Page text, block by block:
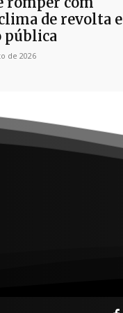
de revolta e
pública
de 2026